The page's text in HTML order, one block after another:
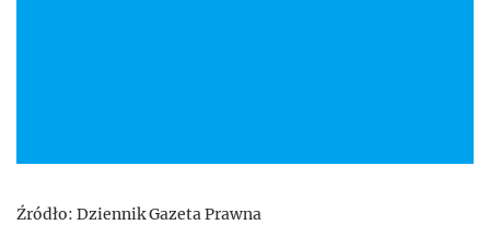
Źródło: Dziennik Gazeta Prawna